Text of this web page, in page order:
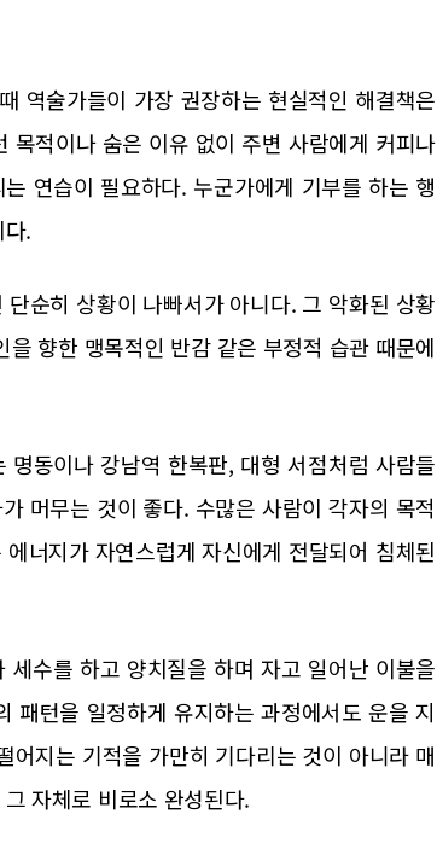
역술가들이 가장 권장하는 현실적인 해결책은
목적이나 숨은 이유 없이 주변 사람에게 커피나
연습이 필요하다. 누군가에게 기부를 하는 행
.
순히 상황이 나빠서가 아니다. 그 악화된 상황
향한 맹목적인 반감 같은 부정적 습관 때문에
동이나 강남역 한복판, 대형 서점처럼 사람들
머무는 것이 좋다. 수많은 사람이 각자의 목적
너지가 자연스럽게 자신에게 전달되어 침체된
수를 하고 양치질을 하며 자고 일어난 이불을
패턴을 일정하게 유지하는 과정에서도 운을 지
지는 기적을 가만히 기다리는 것이 아니라 매
자체로 비로소 완성된다.